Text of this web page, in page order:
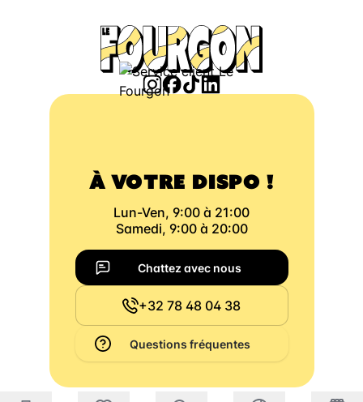
À VOTRE DISPO !
Lun-Ven, 9:00 à 21:00
Samedi, 9:00 à 20:00
Chattez avec nous
+32 78 48 04 38
Questions fréquentes